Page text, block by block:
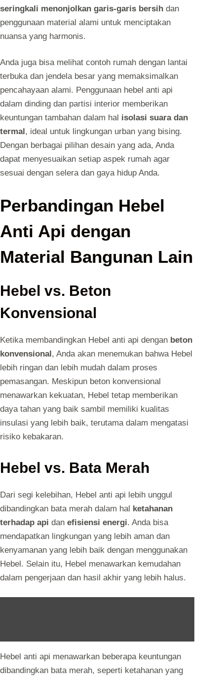
seringkali menonjolkan garis-garis bersih dan
penggunaan material alami untuk menciptakan
nuansa yang harmonis.
Anda juga bisa melihat contoh rumah dengan lantai
terbuka dan jendela besar yang memaksimalkan
pencahayaan alami. Penggunaan hebel anti api
dalam dinding dan partisi interior memberikan
keuntungan tambahan dalam hal isolasi suara dan
termal, ideal untuk lingkungan urban yang bising.
Dengan berbagai pilihan desain yang ada, Anda
dapat menyesuaikan setiap aspek rumah agar
sesuai dengan selera dan gaya hidup Anda.
Perbandingan Hebel
Anti Api dengan
Material Bangunan Lain
Hebel vs. Beton
Konvensional
Ketika membandingkan Hebel anti api dengan beton
konvensional, Anda akan menemukan bahwa Hebel
lebih ringan dan lebih mudah dalam proses
pemasangan. Meskipun beton konvensional
menawarkan kekuatan, Hebel tetap memberikan
daya tahan yang baik sambil memiliki kualitas
insulasi yang lebih baik, terutama dalam mengatasi
risiko kebakaran.
Hebel vs. Bata Merah
Dari segi kelebihan, Hebel anti api lebih unggul
dibandingkan bata merah dalam hal ketahanan
terhadap api dan efisiensi energi. Anda bisa
mendapatkan lingkungan yang lebih aman dan
kenyamanan yang lebih baik dengan menggunakan
Hebel. Selain itu, Hebel menawarkan kemudahan
dalam pengerjaan dan hasil akhir yang lebih halus.
Hebel anti api menawarkan beberapa keuntungan
dibandingkan bata merah, seperti ketahanan yang